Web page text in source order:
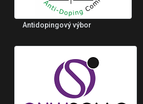
Antidopingový výbor